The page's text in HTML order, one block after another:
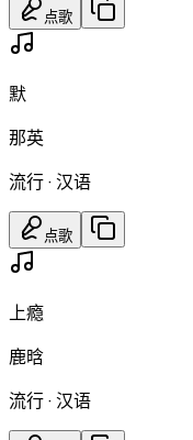
点歌
默
那英
流行·汉语
点歌
上瘾
鹿晗
流行·汉语